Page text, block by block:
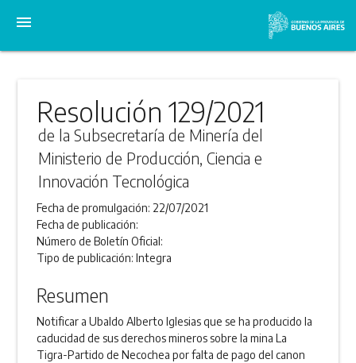
menu
Resolución 129/2021
de la Subsecretaría de Minería del
Ministerio de Producción, Ciencia e
Innovación Tecnológica
Fecha de promulgación: 22/07/2021
Fecha de publicación:
Número de Boletín Oficial:
Tipo de publicación:Integra
Resumen
Notificar a Ubaldo Alberto Iglesias que se ha producido la
caducidad de sus derechos mineros sobre la mina La
Tigra-Partido de Necochea por falta de pago del canon